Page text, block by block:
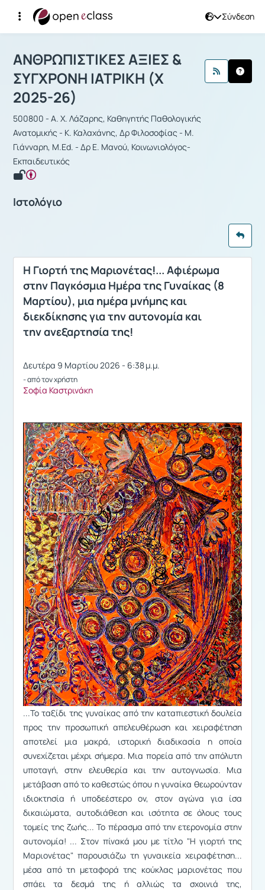
Σύνδεση
Μάθημα : ΑΝΘΡΩΠΙΣΤΙΚΕΣ ΑΞΙΕΣ &
ΑΝΘΡΩΠΙΣΤΙΚΕΣ ΑΞΙΕΣ &
ΣΥΓΧΡΟΝΗ ΙΑΤΡΙΚΗ (Χ
2025-26)
500800 - Α. Χ. Λάζαρης, Καθηγητής Παθολογικής
Ανατομικής - Κ. Καλαχάνης, Δρ Φιλοσοφίας - Μ.
Γιάνναρη, M.Ed. - Δρ Ε. Μανού, Κοινωνιολόγος-
Εκπαιδευτικός
Ιστολόγιο
Η Γιορτή της Μαριονέτας!... Αφιέρωμα
στην Παγκόσμια Ημέρα της Γυναίκας (8
Μαρτίου), μια ημέρα μνήμης και
διεκδίκησης για την αυτονομία και
την ανεξαρτησία της!
Δευτέρα 9 Μαρτίου 2026 - 6:38 μ.μ.
- από τον χρήστη
Σοφία Καστρινάκη
...Το ταξίδι της γυναίκας από την καταπιεστική δουλεία
προς την προσωπική απελευθέρωση και χειραφέτηση
αποτελεί μια μακρά, ιστορική διαδικασία η οποία
συνεχίζεται μέχρι σήμερα. Μια πορεία από την απόλυτη
υποταγή, στην ελευθερία και την αυτογνωσία. Μια
μετάβαση από το καθεστώς όπου η γυναίκα θεωρούνταν
ιδιοκτησία ή υποδεέστερο ον, στον αγώνα για ίσα
δικαιώματα, αυτοδιάθεση και ισότητα σε όλους τους
τομείς της ζωής... Το πέρασμα από την ετερονομία στην
αυτονομία! ... Στον πίνακά μου με τίτλο "Η γιορτή της
Μαριονέτας" παρουσιάζω τη γυναικεία χειραφέτηση...
μέσα από τη μεταφορά της κούκλας μαριονέτας που
σπάει τα δεσμά της ή αλλιώς τα σχοινιά της,